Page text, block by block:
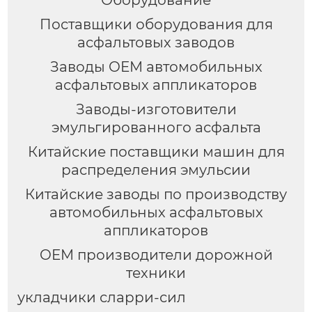
Поставщики оборудования для
асфальтовых заводов
Заводы OEM автомобильных
асфальтовых аппликаторов
Заводы-изготовители
эмульгированного асфальта
Китайские поставщики машин для
распределения эмульсии
Китайские заводы по производству
автомобильных асфальтовых
аппликаторов
OEM производители дорожной
техники
укладчики сларри-сил